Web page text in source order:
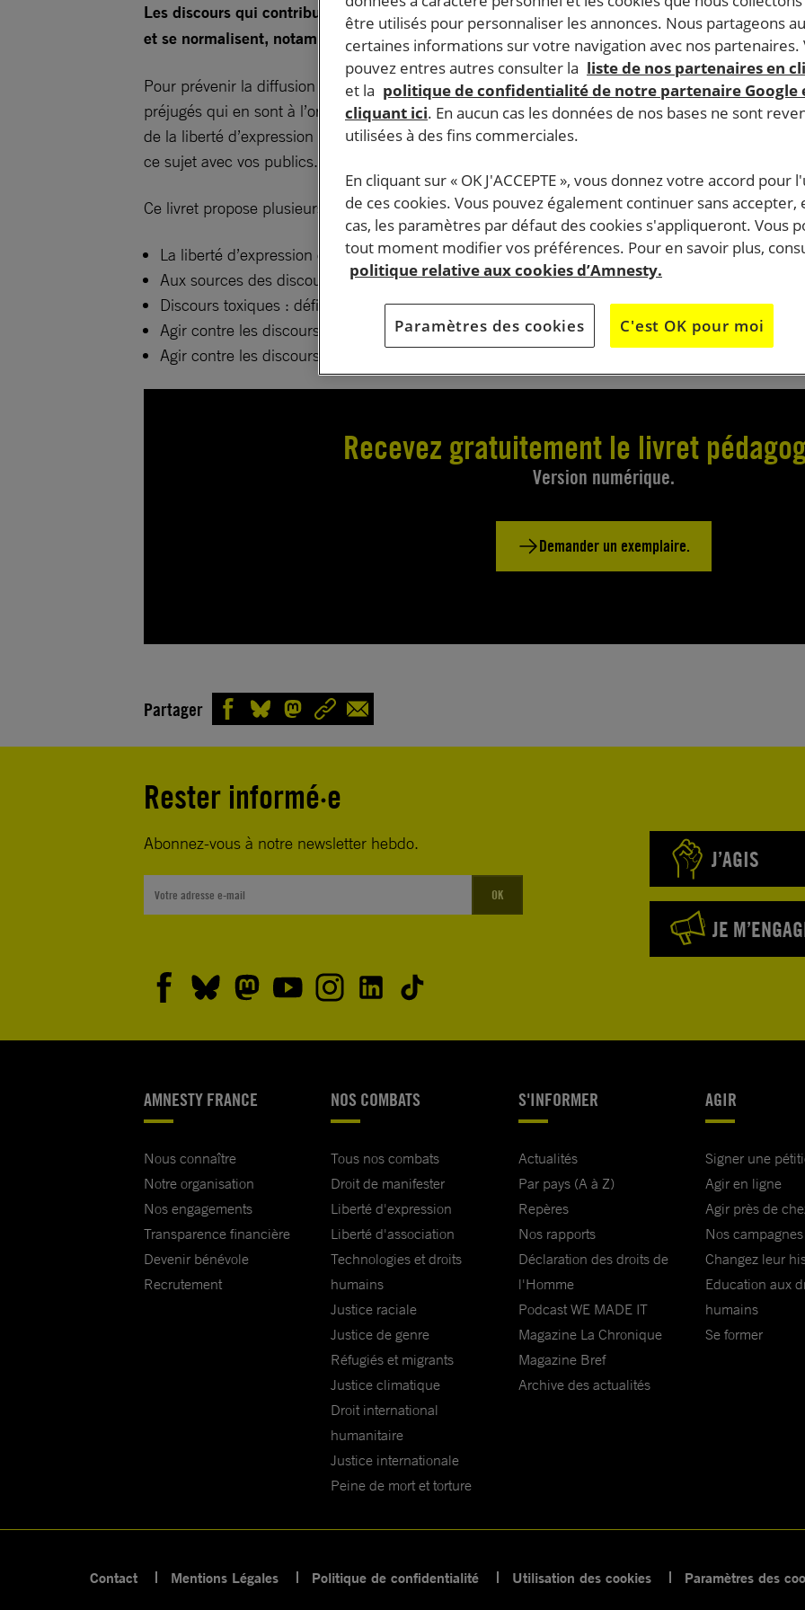
Les discours qui contribuent à stigmatiser et à alimenter l’hostilité envers certains individus
et se normalisent, notamment sur Internet et les réseaux sociaux.
Pour prévenir la diffusion de ces discours et empêcher la haine de se répandre, il est
préjugés qui en sont à l’origine et de lutter contre leurs impacts négatifs. Il est également
de la liberté d’expression et d’appréhender les enjeux liés aux restrictions de ce droit
ce sujet avec vos publics.
Ce livret propose plusieurs modules progressifs d’activités clés en main :
La liberté d’expression et son cadre juridique,
Aux sources des discours toxiques : stéréotypes et préjugés,
Discours toxiques : définition, analyse et impact,
Agir contre les discours toxiques en face à face,
Agir contre les discours toxiques en ligne.
Recevez gratuitement le livret
Version numérique.
Demander un exemplaire.
Partager
Rester informé·e
Abonnez-vous à notre newsletter hebdo.
OK
J’AGIS
JE
AMNESTY FRANCE
Nous connaître
Notre organisation
Nos engagements
Transparence financière
Devenir bénévole
Recrutement
NOS COMBATS
Tous nos combats
Droit de manifester
Liberté d'expression
Liberté d'association
Technologies et droits
humains
Justice raciale
Justice de genre
Réfugiés et migrants
Justice climatique
Droit international
humanitaire
Justice internationale
Peine de mort et torture
S'INFORMER
Actualités
Par pays (A à Z)
Repères
Nos rapports
Déclaration des droits de
l'Homme
Podcast WE MADE IT
Magazine La Chronique
Magazine Bref
Archive des actualités
AGIR
Signer une
Agir en ligne
Agir près de
Nos campagnes
Changez leur
Education aux
humains
Se former
Contact Mentions Légales Politique de confidentialité Utilisation des cookies Paramètres des
être utilisés pour personnaliser les annonces. Nous partageons
certaines informations sur votre navigation avec nos partenaires.
pouvez entres autres consulter la liste de nos partenaires en
et la politique de confidentialité de notre partenaire Google
cliquant ici. En aucun cas les données de nos bases ne sont
utilisées à des fins commerciales.
En cliquant sur « OK J'ACCEPTE », vous donnez votre accord pour
de ces cookies. Vous pouvez également continuer sans accepter,
cas, les paramètres par défaut des cookies s'appliqueront. Vous
tout moment modifier vos préférences. Pour en savoir plus,
politique relative aux cookies d’Amnesty.
Paramètres des cookies C'est OK pour moi